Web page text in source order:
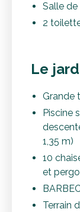
Salle
2
Le
Grande
Piscine
1,35 m)
10
et
Terrain